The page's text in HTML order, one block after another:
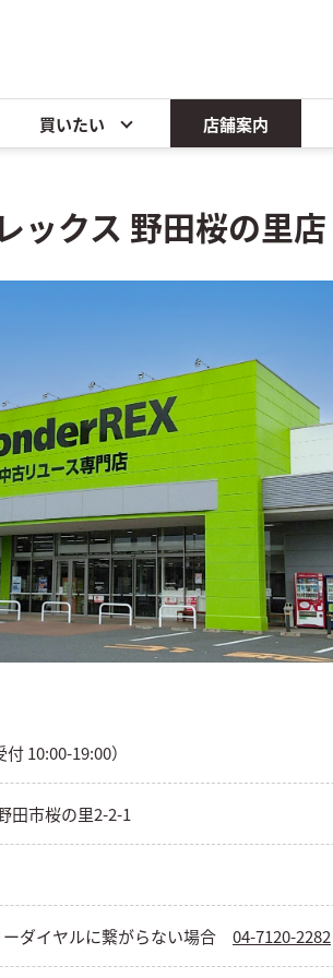
買いたい 店舗案内
ックス 野田桜の里店
10:00-19:00）
田市桜の里2-2-1
ーダイヤルに繋がらない場合 04-7120-2282